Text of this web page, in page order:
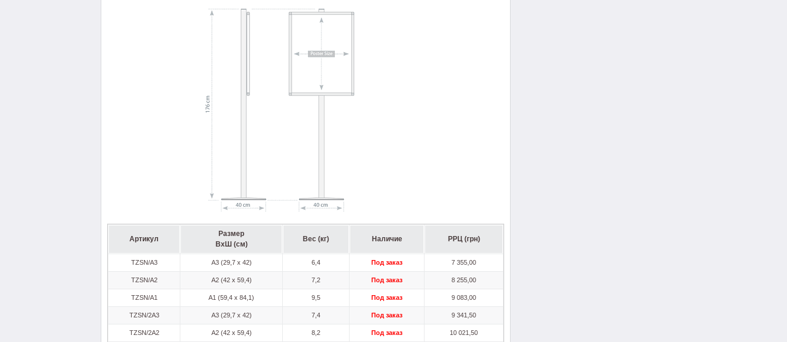
Артикул
Размер
ВхШ (см)
Вес (кг) Наличие РРЦ (грн)
TZSN/A3 A3 (29,7 x 42) 6,4 Под заказ 7 355,00
TZSN/A2 A2 (42 x 59,4) 7,2 Под заказ 8 255,00
TZSN/A1 A1 (59,4 x 84,1) 9,5 Под заказ 9 083,00
TZSN/2A3 A3 (29,7 x 42) 7,4 Под заказ 9 341,50
TZSN/2A2 A2 (42 x 59,4) 8,2 Под заказ 10 021,50